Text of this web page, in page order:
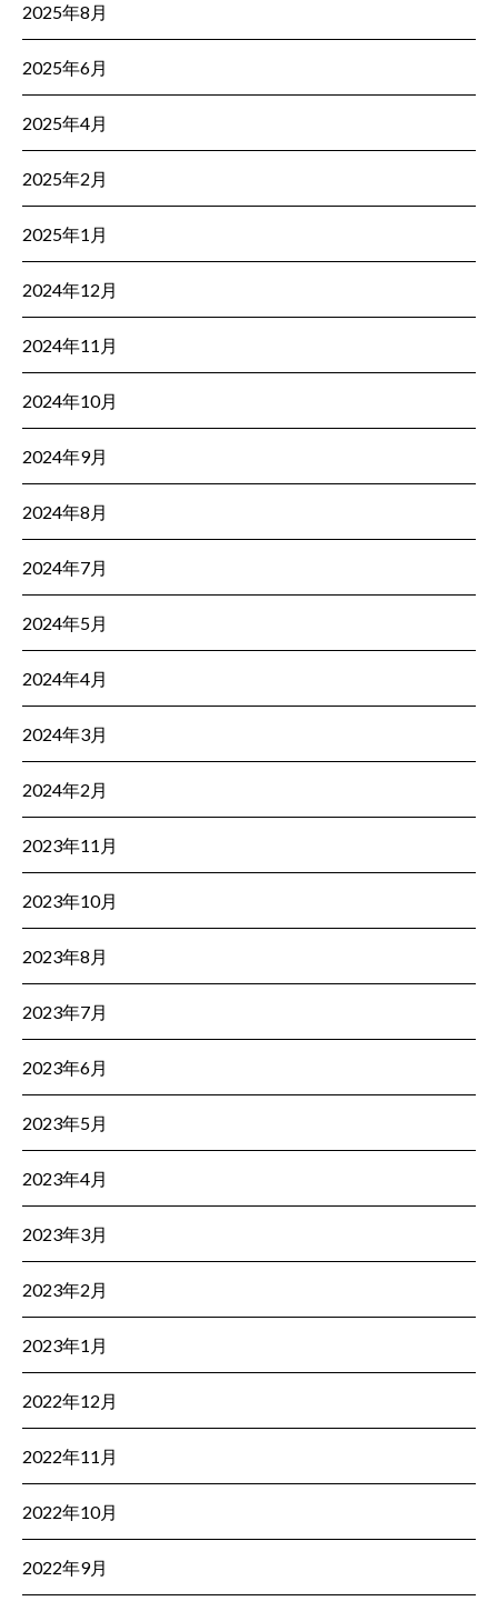
2025年8月
2025年6月
2025年4月
2025年2月
2025年1月
2024年12月
2024年11月
2024年10月
2024年9月
2024年8月
2024年7月
2024年5月
2024年4月
2024年3月
2024年2月
2023年11月
2023年10月
2023年8月
2023年7月
2023年6月
2023年5月
2023年4月
2023年3月
2023年2月
2023年1月
2022年12月
2022年11月
2022年10月
2022年9月